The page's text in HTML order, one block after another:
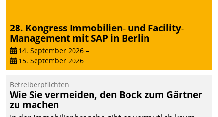
Uhr.
28. Kongress Immobilien- und Facility-
Management mit SAP in Berlin
14. September 2026 –
15. September 2026
Betreiberpflichten
Wie Sie vermeiden, den Bock zum Gärtner
zu machen